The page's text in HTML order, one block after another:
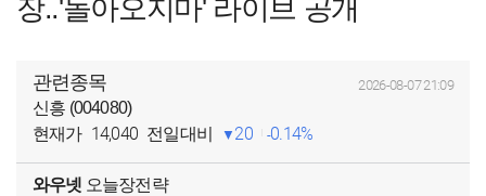
장..'돌아오지마' 라이브 공개
관련종목 2026-08-07 21:09
신흥 (004080)
현재가 14,040 전일대비 20 0.14%
와우넷 오늘장전략